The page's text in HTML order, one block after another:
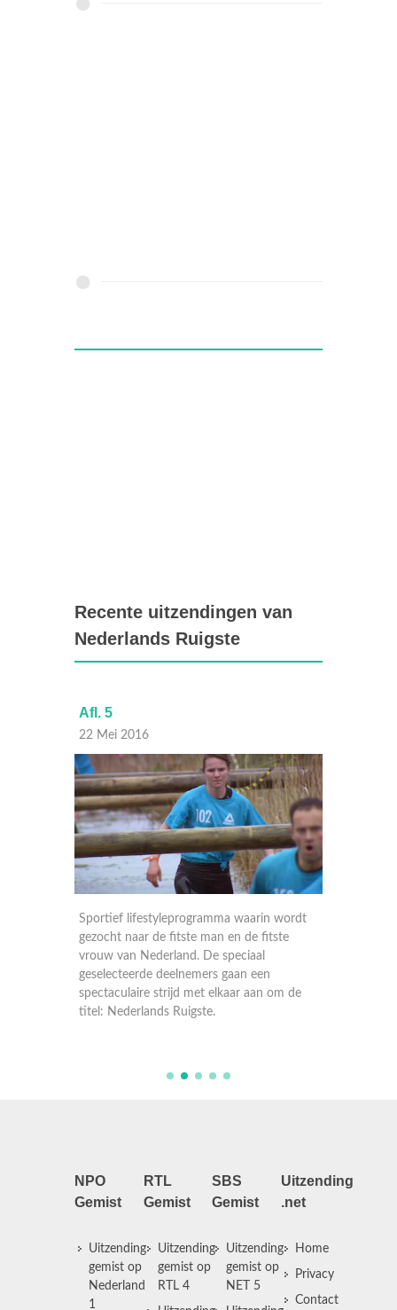
Recente uitzendingen van
Nederlands Ruigste
Afl. 5
22 Mei 2016
Sportief lifestyleprogramma waarin wordt
gezocht naar de fitste man en de fitste
vrouw van Nederland. De speciaal
geselecteerde deelnemers gaan een
spectaculaire strijd met elkaar aan om de
titel: Nederlands Ruigste.
NPO
Gemist
Uitzending
gemist op
Nederland
1
RTL
Gemist
Uitzending
gemist op
RTL 4
SBS
Gemist
Uitzending
gemist op
NET 5
Uitzending
.net
Home
Privacy
Contact